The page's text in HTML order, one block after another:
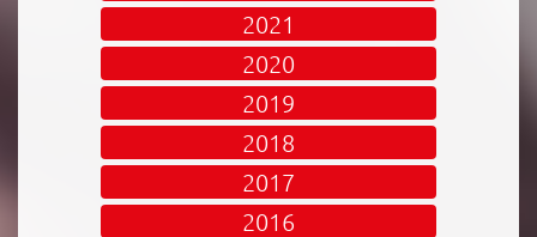
2021
2020
2019
2018
2017
2016